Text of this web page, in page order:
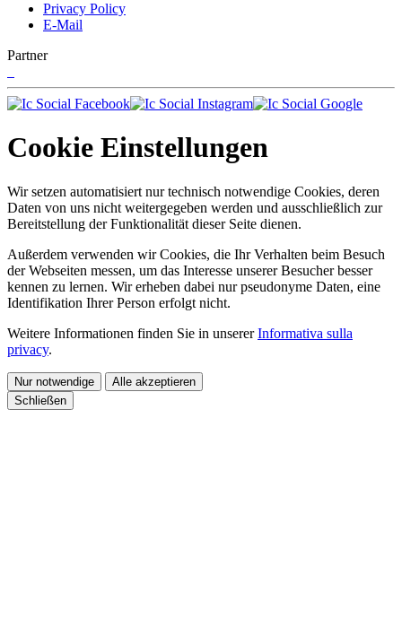
Privacy Policy
E-Mail
Partner
Cookie Einstellungen
Wir setzen automatisiert nur technisch notwendige Cookies, deren
Daten von uns nicht weitergegeben werden und ausschließlich zur
Bereitstellung der Funktionalität dieser Seite dienen.
Außerdem verwenden wir Cookies, die Ihr Verhalten beim Besuch
der Webseiten messen, um das Interesse unserer Besucher besser
kennen zu lernen. Wir erheben dabei nur pseudonyme Daten, eine
Identifikation Ihrer Person erfolgt nicht.
Weitere Informationen finden Sie in unsererInformativa sulla
privacy.
Nur notwendige
Alle akzeptieren
Schließen